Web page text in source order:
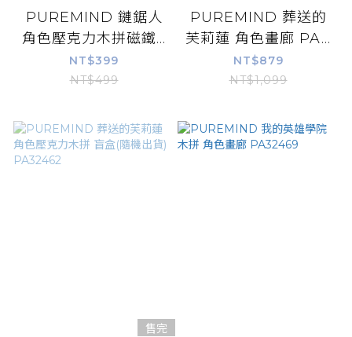
PUREMIND 鏈鋸人
角色壓克力木拼磁鐵...
NT$399
NT$499
PUREMIND 葬送的
芙莉蓮 角色畫廊 PA...
NT$879
NT$1,099
售完